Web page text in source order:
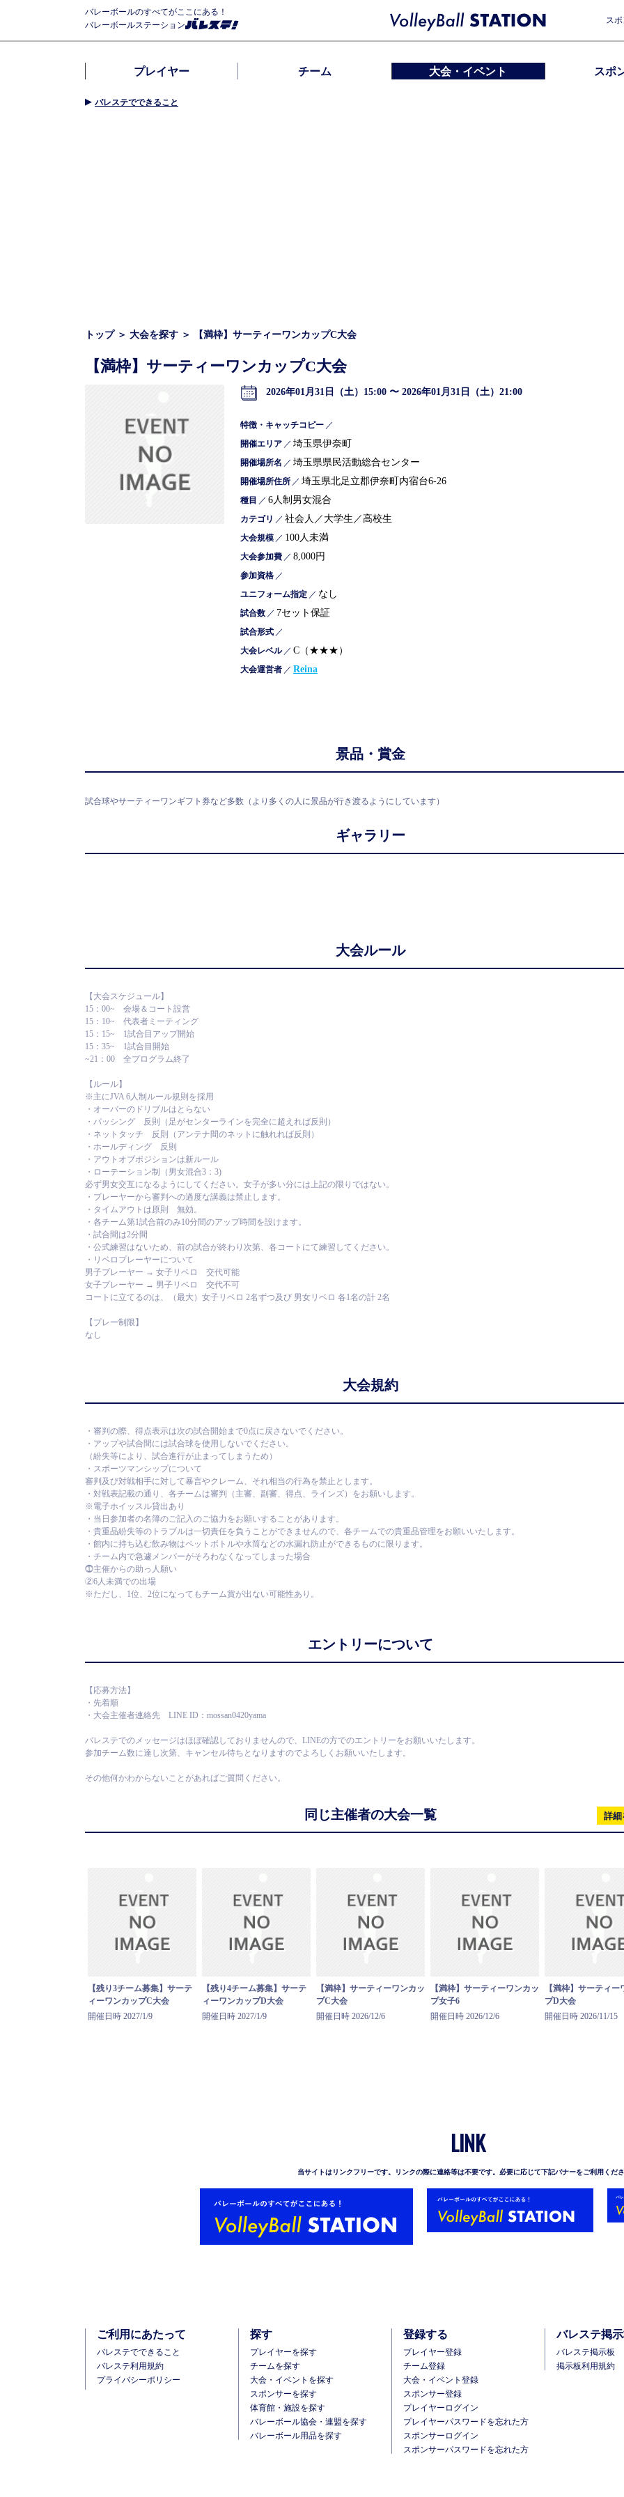
バレーボールのすべてがここにある！
バレーボールステーション
ス
プレイヤー チーム 大会・イベント スポ
バレステでできること
トップ ＞ 大会を探す ＞ 【満枠】サーティーワンカップC大会
【満枠】サーティーワンカップC大会
2026年01月31日（土）15:00 〜 2026年01月31日（土）21:00
特徴・キャッチコピー ／
開催エリア ／ 埼玉県伊奈町
開催場所名 ／ 埼玉県県民活動総合センター
開催場所住所 ／ 埼玉県北足立郡伊奈町内宿台6-26
種目 ／ 6人制男女混合
カテゴリ ／ 社会人／大学生／高校生
大会規模 ／ 100人未満
大会参加費 ／ 8,000円
参加資格 ／
ユニフォーム指定 ／ なし
試合数 ／ 7セット保証
試合形式 ／
大会レベル ／ C（★★★）
大会運営者 ／ Reina
景品・賞金
試合球やサーティーワンギフト券など多数（より多くの人に景品が行き渡るようにしています）
ギャラリー
大会ルール
【大会スケジュール】
15：00~ 会場＆コート設営
15：10~ 代表者ミーティング
15：15~ 1試合目アップ開始
15：35~ 1試合目開始
~21：00 全プログラム終了
【ルール】
※主にJVA 6人制ルール規則を採用
・オーバーのドリブルはとらない
・パッシング 反則（足がセンターラインを完全に超えれば反則）
・ネットタッチ 反則（アンテナ間のネットに触れれば反則）
・ホールディング 反則
・アウトオブポジションは新ルール
・ローテーション制（男女混合3：3)
必ず男女交互になるようにしてください。女子が多い分には上記の限りではない。
・プレーヤーから審判への過度な講義は禁止します。
・タイムアウトは原則 無効。
・各チーム第1試合前のみ10分間のアップ時間を設けます。
・試合間は2分間
・公式練習はないため、前の試合が終わり次第、各コートにて練習してください。
・リベロプレーヤーについて
男子プレーヤー → 女子リベロ 交代可能
女子プレーヤー → 男子リベロ 交代不可
コートに立てるのは、（最大）女子リベロ 2名ずつ及び 男女リベロ 各1名の計 2名
【プレー制限】
なし
大会規約
・審判の際、得点表示は次の試合開始まで0点に戻さないでください。
・アップや試合間には試合球を使用しないでください。
（紛失等により、試合進行が止まってしまうため）
・スポーツマンシップについて
審判及び対戦相手に対して暴言やクレーム、それ相当の行為を禁止とします。
・対戦表記載の通り、各チームは審判（主審、副審、得点、ラインズ）をお願いします。
※電子ホイッスル貸出あり
・当日参加者の名簿のご記入のご協力をお願いすることがあります。
・貴重品紛失等のトラブルは一切責任を負うことができませんので、各チームでの貴重品管理をお願いいたします。
・館内に持ち込む飲み物はペットボトルや水筒などの水漏れ防止ができるものに限ります。
・チーム内で急遽メンバーがそろわなくなってしまった場合
⓵主催からの助っ人願い
②6人未満での出場
※ただし、1位、2位になってもチーム賞が出ない可能性あり。
エントリーについて
【応募方法】
・先着順
・大会主催者連絡先 LINE ID：mossan0420yama
バレステでのメッセージはほぼ確認しておりませんので、LINEの方でのエントリーをお願いいたします。
参加チーム数に達し次第、キャンセル待ちとなりますのでよろしくお願いいたします。
その他何かわからないことがあればご質問ください。
同じ主催者の大会一覧 詳細
【残り3チーム募集】サーテ
ィーワンカップC大会
開催日時 2027/1/9
【残り4チーム募集】サーテ
ィーワンカップD大会
開催日時 2027/1/9
【満枠】サーティーワンカッ
プC大会
開催日時 2026/12/6
【満枠】サーティーワンカッ
プ女子6
開催日時 2026/12/6
【満枠】サーティー
プD大会
開催日時 2026/11/15
LINK
当サイトはリンクフリーです。リンクの際に連絡等は不要です。必要に応じて下記バナーをご利用くだ
ご利用にあたって
バレステでできること
バレステ利用規約
プライバシーポリシー
探す
プレイヤーを探す
チームを探す
大会・イベントを探す
スポンサーを探す
体育館・施設を探す
バレーボール協会・連盟を探す
バレーボール用品を探す
登録する
ブレイヤー登録
チーム登録
大会・イベント登録
スポンサー登録
プレイヤーログイン
プレイヤーパスワードを忘れた方
スポンサーログイン
スポンサーパスワードを忘れた方
バレステ掲
バレステ掲示板
掲示板利用規約